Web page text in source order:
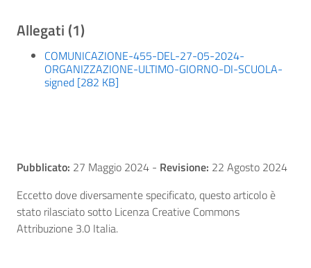
Allegati (1)
COMUNICAZIONE-455-DEL-27-05-2024-
ORGANIZZAZIONE-ULTIMO-GIORNO-DI-SCUOLA-
signed [282 KB]
Pubblicato: 27 Maggio 2024 - Revisione: 22 Agosto 2024
Eccetto dove diversamente specificato, questo articolo è
stato rilasciato sotto Licenza Creative Commons
Attribuzione 3.0 Italia.